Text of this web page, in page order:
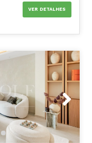
VER DETALHES
Next